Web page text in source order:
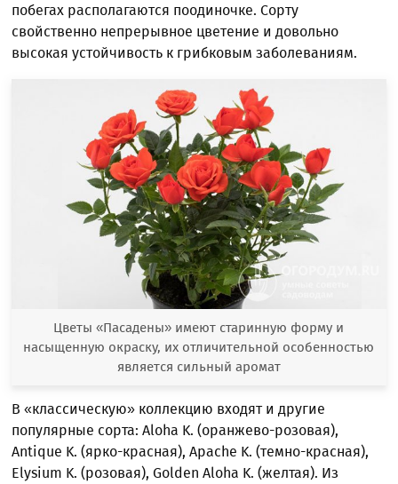
побегах располагаются поодиночке. Сорту
свойственно непрерывное цветение и довольно
высокая устойчивость к грибковым заболеваниям.
Цветы «Пасадены» имеют старинную форму и
насыщенную окраску, их отличительной особенностью
является сильный аромат
В «классическую» коллекцию входят и другие
популярные сорта: Aloha K. (оранжево-розовая),
Antique K. (ярко-красная), Apache K. (темно-красная),
Elysium K. (розовая), Golden Aloha K. (желтая). Из